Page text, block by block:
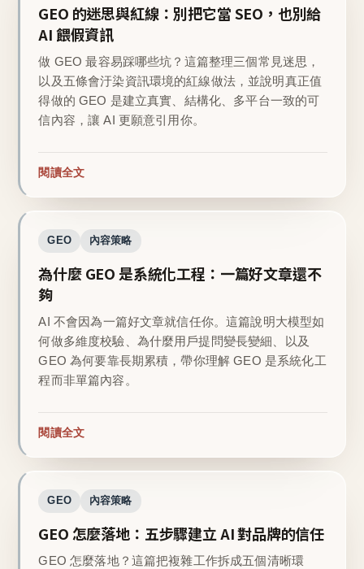
GEO 的迷思與紅線：別把它當 SEO，也別給
AI 餵假資訊
做 GEO 最容易踩哪些坑？這篇整理三個常見迷思，
以及五條會汙染資訊環境的紅線做法，並說明真正值
得做的 GEO 是建立真實、結構化、多平台一致的可
信內容，讓 AI 更願意引用你。
閱讀全文
GEO 內容策略
為什麼 GEO 是系統化工程：一篇好文章還不
夠
AI 不會因為一篇好文章就信任你。這篇說明大模型如
何做多維度校驗、為什麼用戶提問變長變細、以及
GEO 為何要靠長期累積，帶你理解 GEO 是系統化工
程而非單篇內容。
閱讀全文
GEO 內容策略
GEO 怎麼落地：五步驟建立 AI 對品牌的信任
GEO 怎麼落地？這篇把複雜工作拆成五個清晰環